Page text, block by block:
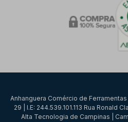
Anhanguera Comércio de
29 | I.E: 244.539.101.113 Rua Ronald
Alta Tecnologia de Campinas |